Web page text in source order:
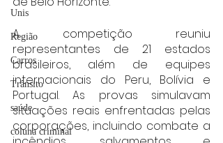
Unis
Região
Carros
Trânsito
saúde
coluna criminal
A competição reuniu
representantes de 21 estados
brasileiros, além de equipes
internacionais do Peru, Bolívia e
Portugal. As provas simulavam
situações reais enfrentadas pelas
corporações, incluindo combate a